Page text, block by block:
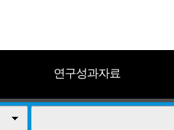
연구성과자료